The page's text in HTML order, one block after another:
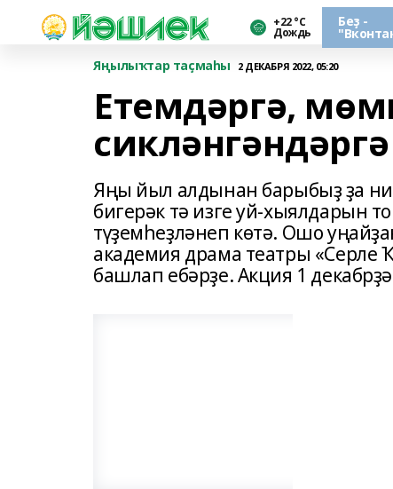
+22 °С
Дождь
Беҙ -
Яңылыҡтар таҫмаһы
2 ДЕКАБРЯ 2022, 05:20
Етемдәргә,
Яңы йыл алдынан барыбыҙ ҙа
бигерәк тә изге уй-
түҙемһеҙләнеп көтә. Ошо
академия драма театры
башлап ебәрҙе. Акция 1